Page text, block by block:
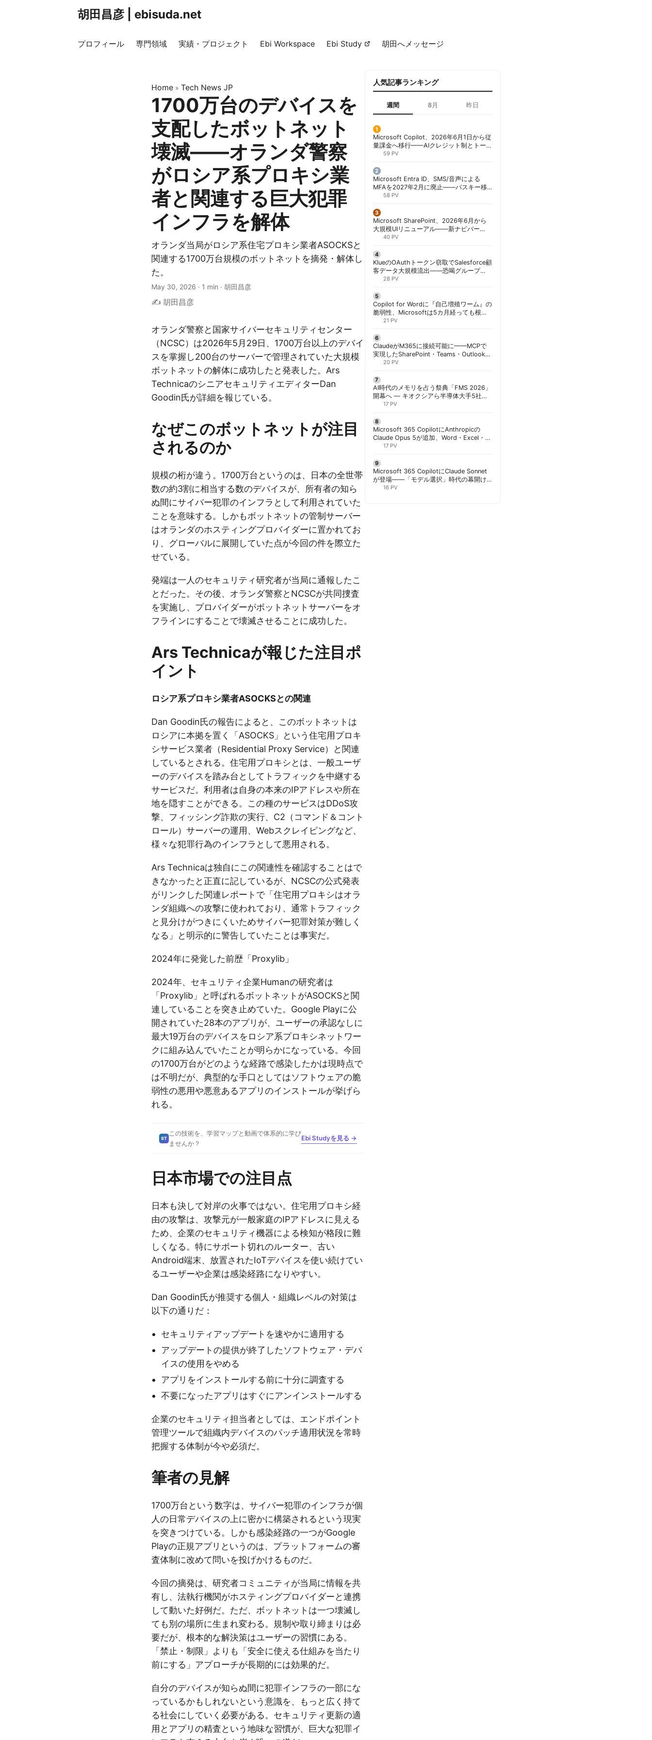
胡田昌彦 | ebisuda.net
プロフィール 専門領域 実績・プロジェクト Ebi Workspace Ebi Study 胡田へメッセージ
Home » Tech News JP
1700万台のデバイスを
支配したボットネット
壊滅――オランダ警察
がロシア系プロキシ業
者と関連する巨大犯罪
インフラを解体
オランダ当局がロシア系住宅プロキシ業者ASOCKSと
関連する1700万台規模のボットネットを摘発・解体し
た。
May 30, 2026 · 1 min · 胡田昌彦
✍️ 胡田昌彦
オランダ警察と国家サイバーセキュリティセンター
（NCSC）は2026年5月29日、1700万台以上のデバイ
スを掌握し200台のサーバーで管理されていた大規模
ボットネットの解体に成功したと発表した。Ars
TechnicaのシニアセキュリティエディターDan
Goodin氏が詳細を報じている。
なぜこのボットネットが注目
されるのか
規模の桁が違う。1700万台というのは、日本の全世帯
数の約3割に相当する数のデバイスが、所有者の知ら
ぬ間にサイバー犯罪のインフラとして利用されていた
ことを意味する。しかもボットネットの管制サーバー
はオランダのホスティングプロバイダーに置かれてお
り、グローバルに展開していた点が今回の件を際立た
せている。
発端は一人のセキュリティ研究者が当局に通報したこ
とだった。その後、オランダ警察とNCSCが共同捜査
を実施し、プロバイダーがボットネットサーバーをオ
フラインにすることで壊滅させることに成功した。
Ars Technicaが報じた注目ポ
イント
ロシア系プロキシ業者ASOCKSとの関連
Dan Goodin氏の報告によると、このボットネットは
ロシアに本拠を置く「ASOCKS」という住宅用プロキ
シサービス業者（Residential Proxy Service）と関連
しているとされる。住宅用プロキシとは、一般ユーザ
ーのデバイスを踏み台としてトラフィックを中継する
サービスだ。利用者は自身の本来のIPアドレスや所在
地を隠すことができる。この種のサービスはDDoS攻
撃、フィッシング詐欺の実行、C2（コマンド＆コント
ロール）サーバーの運用、Webスクレイピングなど、
様々な犯罪行為のインフラとして悪用される。
Ars Technicaは独自にこの関連性を確認することはで
きなかったと正直に記しているが、NCSCの公式発表
がリンクした関連レポートで「住宅用プロキシはオラ
ンダ組織への攻撃に使われており、通常トラフィック
と見分けがつきにくいためサイバー犯罪対策が難しく
なる」と明示的に警告していたことは事実だ。
2024年に発覚した前歴「Proxylib」
2024年、セキュリティ企業Humanの研究者は
「Proxylib」と呼ばれるボットネットがASOCKSと関
連していることを突き止めていた。Google Playに公
開されていた28本のアプリが、ユーザーの承認なしに
最大19万台のデバイスをロシア系プロキシネットワー
クに組み込んでいたことが明らかになっている。今回
の1700万台がどのような経路で感染したかは現時点で
は不明だが、典型的な手口としてはソフトウェアの脆
弱性の悪用や悪意あるアプリのインストールが挙げら
れる。
ST
この技術を、学習マップと動画で体系的に学び
ませんか？
Ebi Studyを見る →
日本市場での注目点
日本も決して対岸の火事ではない。住宅用プロキシ経
由の攻撃は、攻撃元が一般家庭のIPアドレスに見える
ため、企業のセキュリティ機器による検知が格段に難
しくなる。特にサポート切れのルーター、古い
Android端末、放置されたIoTデバイスを使い続けてい
るユーザーや企業は感染経路になりやすい。
Dan Goodin氏が推奨する個人・組織レベルの対策は
以下の通りだ：
セキュリティアップデートを速やかに適用する
アップデートの提供が終了したソフトウェア・デバ
イスの使用をやめる
アプリをインストールする前に十分に調査する
不要になったアプリはすぐにアンインストールする
企業のセキュリティ担当者としては、エンドポイント
管理ツールで組織内デバイスのパッチ適用状況を常時
把握する体制が今や必須だ。
筆者の見解
1700万台という数字は、サイバー犯罪のインフラが個
人の日常デバイスの上に密かに構築されるという現実
を突きつけている。しかも感染経路の一つがGoogle
Playの正規アプリというのは、プラットフォームの審
査体制に改めて問いを投げかけるものだ。
今回の摘発は、研究者コミュニティが当局に情報を共
有し、法執行機関がホスティングプロバイダーと連携
して動いた好例だ。ただ、ボットネットは一つ壊滅し
ても別の場所に生まれ変わる。規制や取り締まりは必
要だが、根本的な解決策はユーザーの習慣にある。
「禁止・制限」よりも「安全に使える仕組みを当たり
前にする」アプローチが長期的には効果的だ。
自分のデバイスが知らぬ間に犯罪インフラの一部にな
っているかもしれないという意識を、もっと広く持て
る社会にしていく必要がある。セキュリティ更新の適
用とアプリの精査という地味な習慣が、巨大な犯罪イ
人気記事ランキング
週間 8月 昨日
Microsoft Copilot、2026年6月1日から従
量課金へ移行——AIクレジット制とトーク
ンコストで「メーターショック」を回避
59 PV
Microsoft Entra ID、SMS/音声による
MFAを2027年2月に廃止——パスキー移
行が既定に | 胡田昌彦
58 PV
Microsoft SharePoint、2026年6月から
大規模UIリニューアル——新ナビバー
「Discover/Publish/Build」とAI機能を段
40 PV
KlueのOAuthトークン窃取でSalesforce顧
客データ大規模流出——恐喝グループ
「Icarus」が犯行声明 | 胡田昌彦
28 PV
Copilot for Wordに『自己増殖ワーム』の
脆弱性、Microsoftは5カ月経っても根本
対策できず | 胡田昌彦
21 PV
ClaudeがM365に接続可能に——MCPで
実現したSharePoint・Teams・Outlook連
携、セキュリティと実務への影響を読み
20 PV
AI時代のメモリを占う祭典「FMS 2026」
開幕へ ― キオクシアら半導体大手5社が
基調講演に集結 | 胡田昌彦
17 PV
Microsoft 365 CopilotにAnthropicの
Claude Opus 5が追加、Word・Excel・
PowerPointで選択可能に | 胡田昌彦
17 PV
Microsoft 365 CopilotにClaude Sonnet
が登場——「モデル選択」時代の幕開け
と管理者が知るべき注意点 | 胡田昌彦
16 PV